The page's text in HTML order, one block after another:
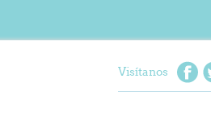
Visítanos